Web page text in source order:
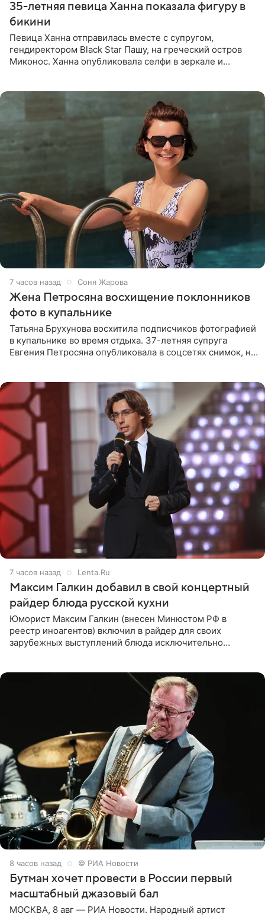
35-летняя певица Ханна показала фигуру в
бикини
Певица Ханна отправилась вместе с супругом,
гендиректором Black Star Пашу, на греческий остров
Миконос. Ханна опубликовала селфи в зеркале и
7 часов назад Соня Жарова
Жена Петросяна восхищение поклонников
фото в купальнике
Татьяна Брухунова восхитила подписчиков фотографией
в купальнике во время отдыха. 37-летняя супруга
Евгения Петросяна опубликовала в соцсетях снимок, на
8 часов назад Lenta.Ru
Максим Галкин добавил в свой концертный
райдер блюда русской кухни
Юморист Максим Галкин (внесен Минюстом РФ в
реестр иноагентов) включил в райдер для своих
зарубежных выступлений блюда исключительно
8 часов назад © РИА Новости
Бутман хочет провести в России первый
масштабный джазовый бал
МОСКВА, 8 авг — РИА Новости. Народный артист